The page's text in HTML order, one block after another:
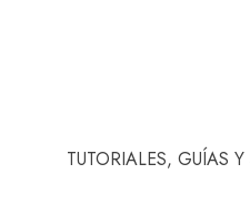
TUTORIALES, GUÍAS